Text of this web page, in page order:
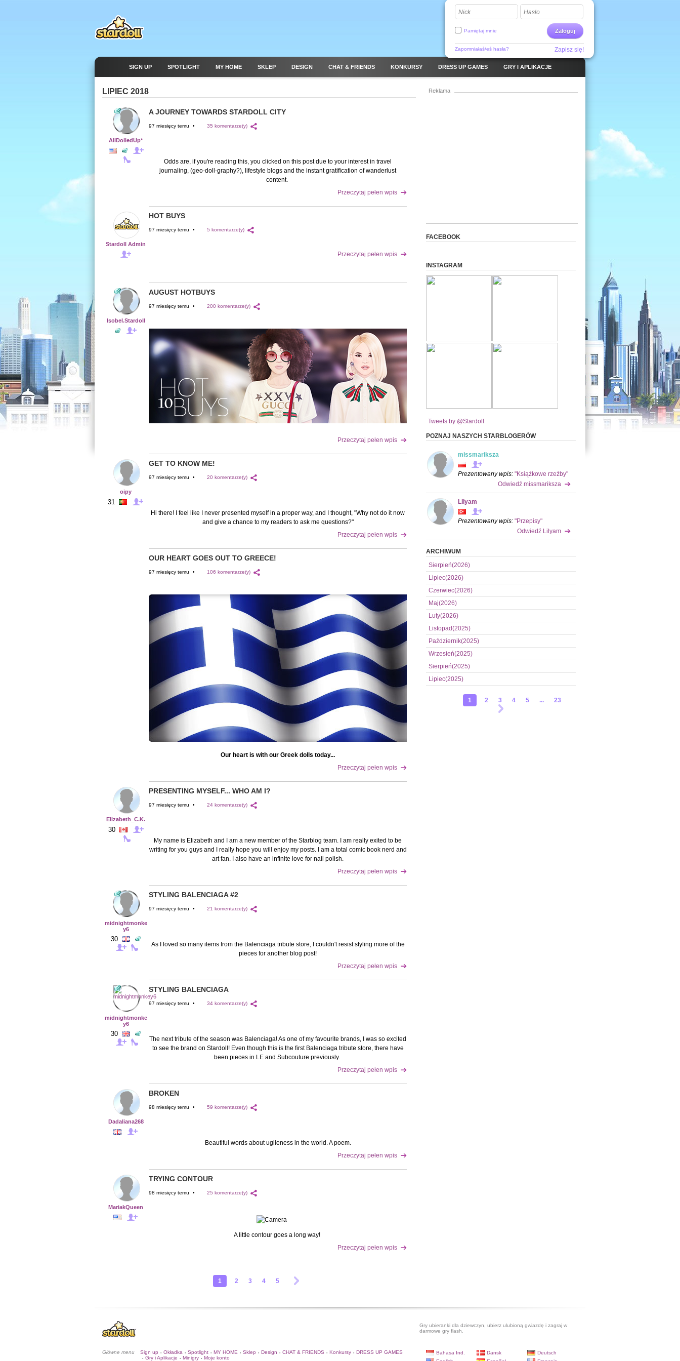
Nick Hasło
Zaloguj
Pamiętaj mnie
Zapomniałaś/eś hasła? Zapisz się!
SIGN UP SPOTLIGHT MY HOME SKLEP DESIGN CHAT & FRIENDS KONKURSY DRESS UP GAMES GRY I APLIKACJE
LIPIEC 2018
AllDolledUp*
A JOURNEY TOWARDS STARDOLL CITY
97 miesięcy temu • 35 komentarze(y)
Odds are, if you're reading this, you clicked on this post due to your interest in travel
journaling, (geo-doll-graphy?), lifestyle blogs and the instant gratification of wanderlust
content.
Przeczytaj pełen wpis
Stardoll Admin
HOT BUYS
97 miesięcy temu • 5 komentarze(y)
Przeczytaj pełen wpis
Isobel.Stardoll
AUGUST HOTBUYS
97 miesięcy temu • 200 komentarze(y)
Przeczytaj pełen wpis
oipy
31
GET TO KNOW ME!
97 miesięcy temu • 20 komentarze(y)
Hi there! I feel like I never presented myself in a proper way, and I thought, "Why not do it now
and give a chance to my readers to ask me questions?"
Przeczytaj pełen wpis
OUR HEART GOES OUT TO GREECE!
97 miesięcy temu • 106 komentarze(y)
Our heart is with our Greek dolls today...
Przeczytaj pełen wpis
Elizabeth_C.K.
30
PRESENTING MYSELF... WHO AM I?
97 miesięcy temu • 24 komentarze(y)
My name is Elizabeth and I am a new member of the Starblog team. I am really exited to be
writing for you guys and I really hope you will enjoy my posts. I am a total comic book nerd and
art fan. I also have an infinite love for nail polish.
Przeczytaj pełen wpis
midnightmonke
y6
30
STYLING BALENCIAGA #2
97 miesięcy temu • 21 komentarze(y)
As I loved so many items from the Balenciaga tribute store, I couldn't resist styling more of the
pieces for another blog post!
Przeczytaj pełen wpis
midnightmonke
y6
30
STYLING BALENCIAGA
97 miesięcy temu • 34 komentarze(y)
The next tribute of the season was Balenciaga! As one of my favourite brands, I was so excited
to see the brand on Stardoll! Even though this is the first Balenciaga tribute store, there have
been pieces in LE and Subcouture previously.
Przeczytaj pełen wpis
Dadaliana268
BROKEN
98 miesięcy temu • 59 komentarze(y)
Beautiful words about uglieness in the world. A poem.
Przeczytaj pełen wpis
MariakQueen
TRYING CONTOUR
98 miesięcy temu • 25 komentarze(y)
A little contour goes a long way!
Przeczytaj pełen wpis
1 2 3 4 5
Reklama
FACEBOOK
INSTAGRAM
Tweets by @Stardoll
POZNAJ NASZYCH STARBLOGERÓW
missmariksza
Prezentowany wpis: "Książkowe rzeźby"
Odwiedź missmariksza
Lilyam
Prezentowany wpis: "Przepisy"
Odwiedź Lilyam
ARCHIWUM
Sierpień(2026)
Lipiec(2026)
Czerwiec(2026)
Maj(2026)
Luty(2026)
Listopad(2025)
Październik(2025)
Wrzesień(2025)
Sierpień(2025)
Lipiec(2025)
1 2 3 4 5 ... 23
Gry ubieranki dla dziewczyn, ubierz ulubioną gwiazdę i zagraj w
darmowe gry flash.
Główne menu Sign up • Okładka • Spotlight • MY HOME • Sklep • Design • CHAT & FRIENDS • Konkursy • DRESS UP GAMES
• Gry i Aplikacje • Minigry • Moje konto
Bahasa Ind. Dansk
Deutsch